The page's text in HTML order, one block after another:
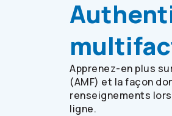
Apprenez-en plus
(AMF) et la façon
renseignements
ligne.